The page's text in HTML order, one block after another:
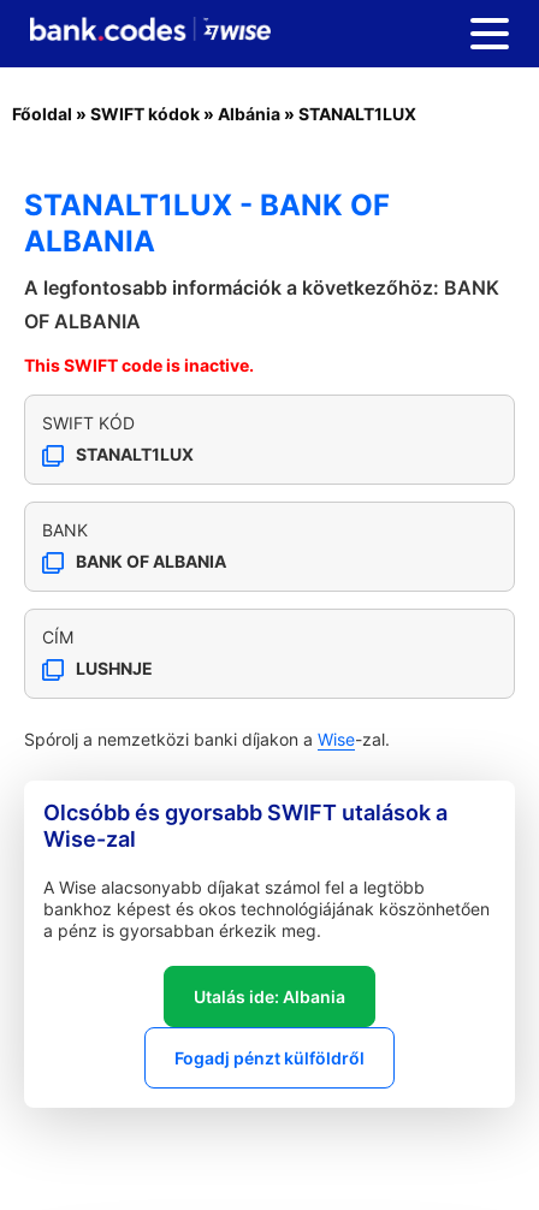
Főoldal » SWIFT kódok » Albánia » STANALT1LUX
STANALT1LUX - BANK OF
ALBANIA
A legfontosabb információk a következőhöz: BANK
OF ALBANIA
This SWIFT code is inactive.
SWIFT KÓD
STANALT1LUX
BANK
BANK OF ALBANIA
CÍM
LUSHNJE
Spórolj a nemzetközi banki díjakon a Wise-zal.
Olcsóbb és gyorsabb SWIFT utalások a
Wise-zal
A Wise alacsonyabb díjakat számol fel a legtöbb
bankhoz képest és okos technológiájának köszönhetően
a pénz is gyorsabban érkezik meg.
Utalás ide: Albania
Fogadj pénzt külföldről